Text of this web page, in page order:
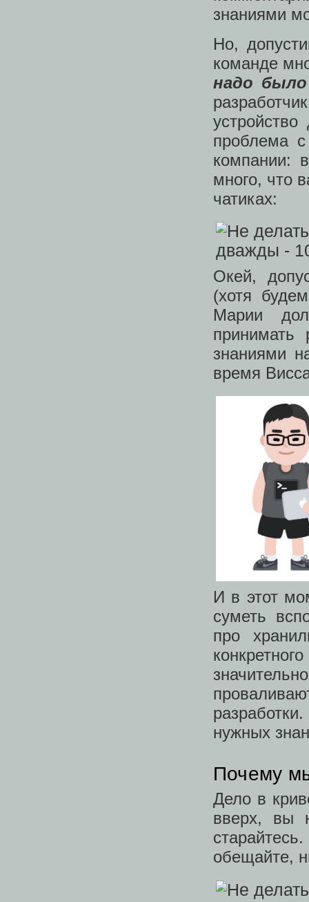
знаниями
Но,
команде
надо
проблема
компании:
много, что
чатиках:
Окей,
(хотя
Марии
принимать
знаниями
время
И в этот
суметь
про
нужных
Почему
Дело в
вверх, вы
обещайте,